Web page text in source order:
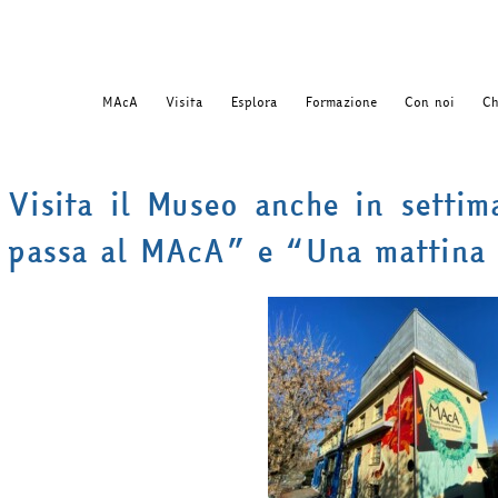
MAcA Visita Esplora Formazione Con noi
Visita il Museo anche in
passa al MAcA” e “Una